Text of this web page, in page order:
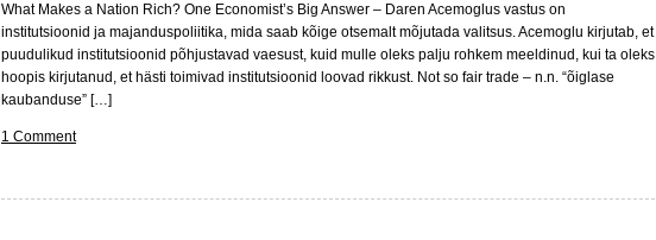
What Makes a Nation Rich? One Economist’s Big Answer – Daren Acemoglus vastus on
institutsioonid ja majanduspoliitika, mida saab kõige otsemalt mõjutada valitsus. Acemoglu kirjutab, et
puudulikud institutsioonid põhjustavad vaesust, kuid mulle oleks palju rohkem meeldinud, kui ta oleks
hoopis kirjutanud, et hästi toimivad institutsioonid loovad rikkust. Not so fair trade – n.n. “õiglase
kaubanduse” […]
1 Comment